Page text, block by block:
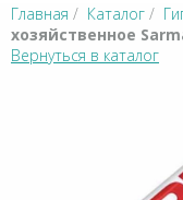
Главная / Каталог /
хозяйственное
Вернуться в каталог